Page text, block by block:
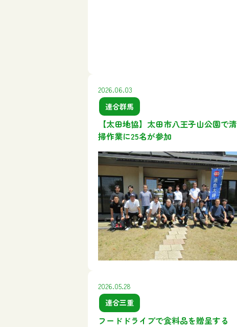
2026.06.03
連合群馬
【太田地協】太田市八王子山公園で清
掃作業に25名が参加
2026.05.28
連合三重
フードドライブで食料品を贈呈する